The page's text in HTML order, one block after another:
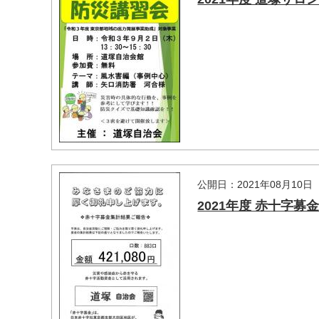
公開日：2021年08月10日
2021年度 赤十字募金
マイメディア検索